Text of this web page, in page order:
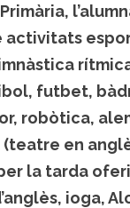
activitats
futbet,
robòtica,
en
la tarda
ioga,